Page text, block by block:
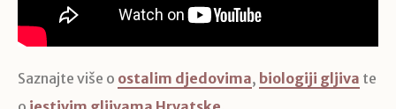
Saznajte više o ostalim djedovima, biologiji gljiva te